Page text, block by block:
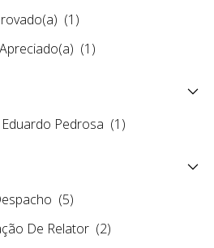
(1)
(1)
Pedrosa (1)
(5)
De Relator (2)